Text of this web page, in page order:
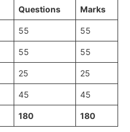
Questions Marks
55 55
55 55
25 25
45 45
180 180